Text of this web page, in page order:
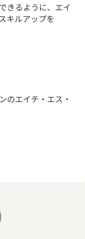
きるように、エイ
キルアップを
のエイチ・エス・